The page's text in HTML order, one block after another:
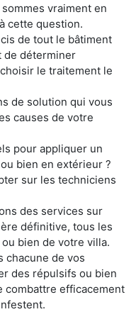
vraiment en
cette question.
de tout le bâtiment
de déterminer
le traitement le
de solution qui vous
causes de votre
pour appliquer un
bien en extérieur ?
sur les techniciens
des services sur
définitive, tous les
bien de votre villa.
chacune de vos
des répulsifs ou bien
combattre efficacement